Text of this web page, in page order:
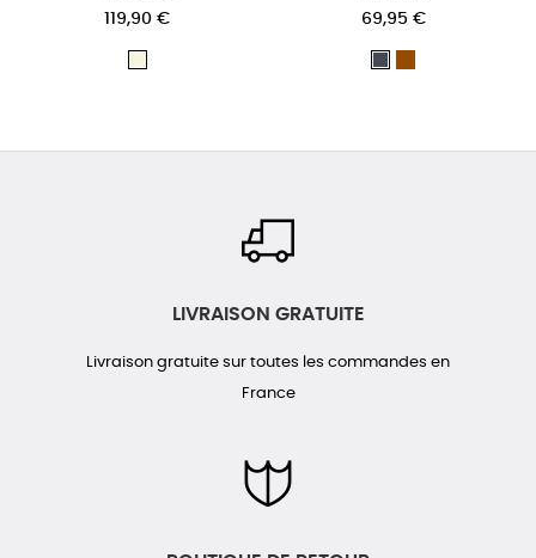
119,90 € 69,95 €
LIVRAISON GRATUITE
Livraison gratuite sur toutes les commandes en
France